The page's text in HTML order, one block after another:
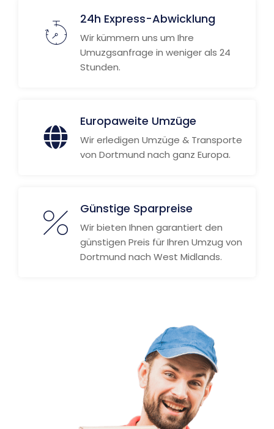
24h Express-Abwicklung
Wir kümmern uns um Ihre
Umuzgsanfrage in weniger als 24
Stunden.
Europaweite Umzüge
Wir erledigen Umzüge & Transporte
von Dortmund nach ganz Europa.
Günstige Sparpreise
Wir bieten Ihnen garantiert den
günstigen Preis für Ihren Umzug von
Dortmund nach West Midlands.